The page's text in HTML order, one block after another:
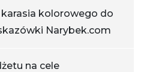
kolorowego do
Narybek.com
na cele